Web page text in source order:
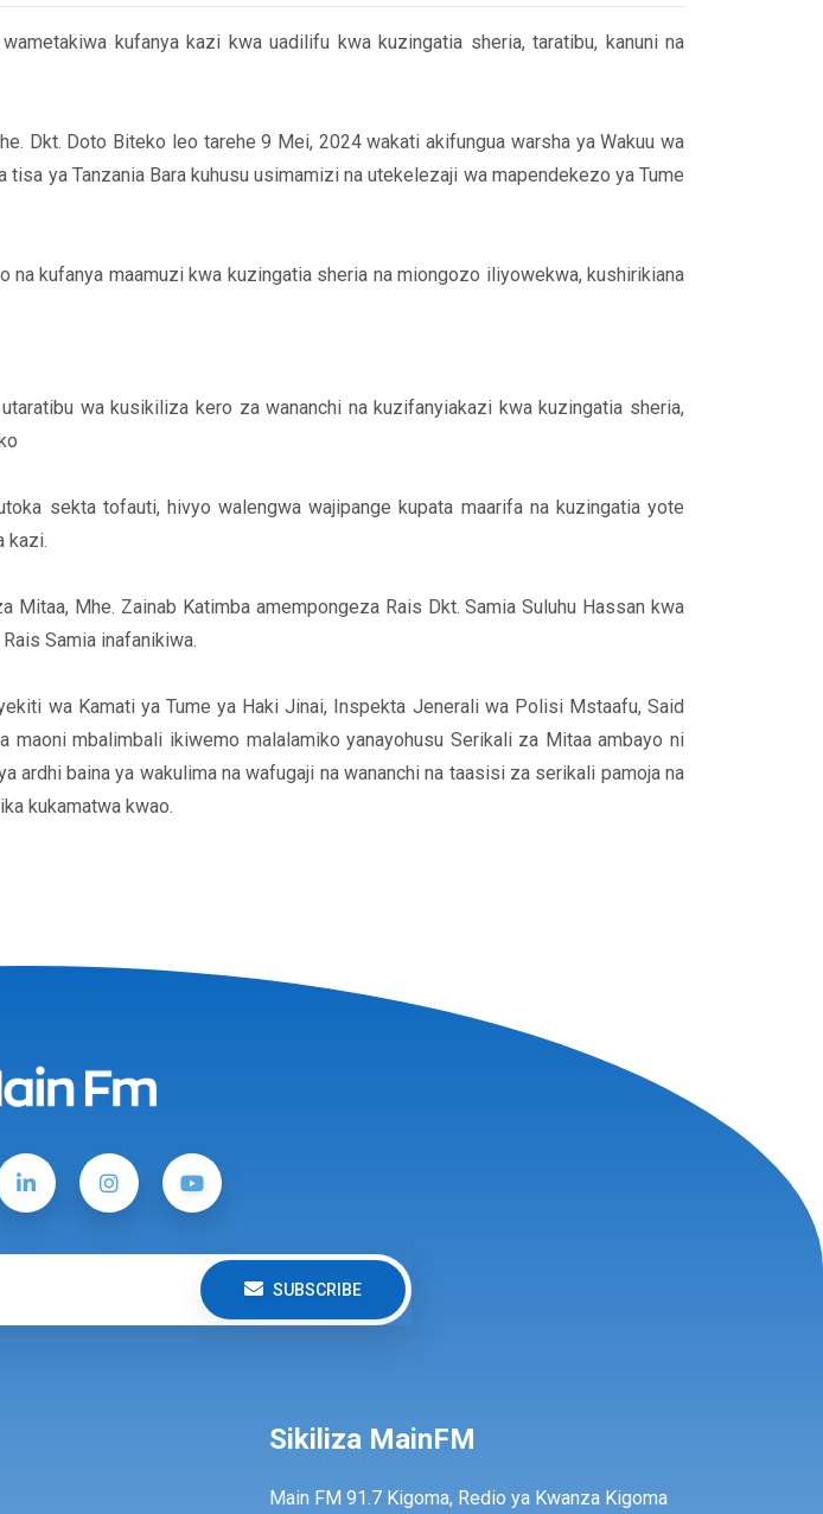
kufanya kazi kwa uadilifu kwa kuzingatia sheria, taratibu, kanuni na
Dkt. Doto Biteko leo tarehe 9 Mei, 2024 wakati akifungua warsha ya Wakuu wa
ya Tanzania Bara kuhusu usimamizi na utekelezaji wa mapendekezo ya Tume
kufanya maamuzi kwa kuzingatia sheria na miongozo iliyowekwa, kushirikiana
wa kusikiliza kero za wananchi na kuzifanyiakazi kwa kuzingatia sheria,
sekta tofauti, hivyo walengwa wajipange kupata maarifa na kuzingatia yote
kazi.
Mhe. Zainab Katimba amempongeza Rais Dkt. Samia Suluhu Hassan kwa
Samia inafanikiwa.
wa Kamati ya Tume ya Haki Jinai, Inspekta Jenerali wa Polisi Mstaafu, Said
mbalimbali ikiwemo malalamiko yanayohusu Serikali za Mitaa ambayo ni
ardhi baina ya wakulima na wafugaji na wananchi na taasisi za serikali pamoja na
kukamatwa kwao.
SUBSCRIBE
Sikiliza MainFM
Main FM 91.7 Kigoma, Redio ya Kwanza Kigoma